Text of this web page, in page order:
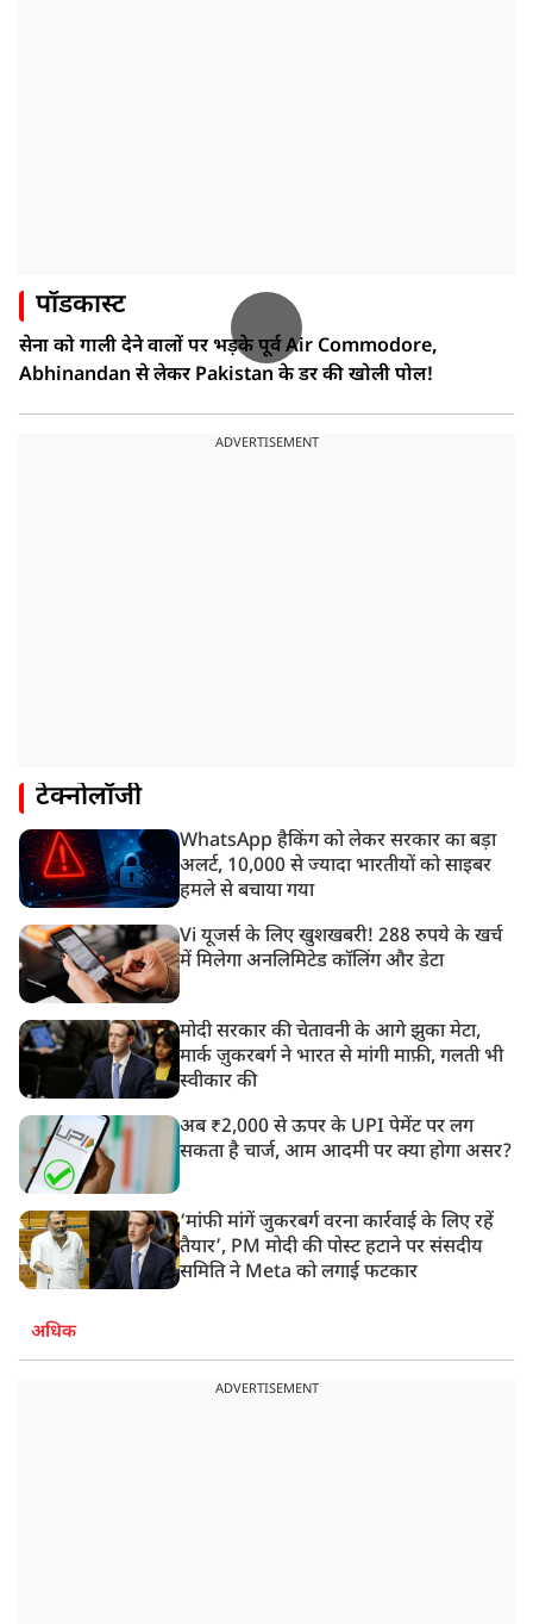
पॉडकास्ट
सेना को गाली देने वालों पर भड़के पूर्व Air Commodore,
Abhinandan से लेकर Pakistan के डर की खोली पोल!
ADVERTISEMENT
टेक्नोलॉजी
WhatsApp हैकिंग को लेकर सरकार का बड़ा
अलर्ट, 10,000 से ज्यादा भारतीयों को साइबर
हमले से बचाया गया
Vi यूजर्स के लिए खुशखबरी! 288 रुपये के खर्च
में मिलेगा अनलिमिटेड कॉलिंग और डेटा
मोदी सरकार की चेतावनी के आगे झुका मेटा,
मार्क ज़ुकरबर्ग ने भारत से मांगी माफ़ी, गलती भी
स्वीकार की
अब ₹2,000 से ऊपर के UPI पेमेंट पर लग
सकता है चार्ज, आम आदमी पर क्या होगा असर?
‘मांफी मांगें जुकरबर्ग वरना कार्रवाई के लिए रहें
तैयार’, PM मोदी की पोस्ट हटाने पर संसदीय
समिति ने Meta को लगाई फटकार
अधिक
ADVERTISEMENT